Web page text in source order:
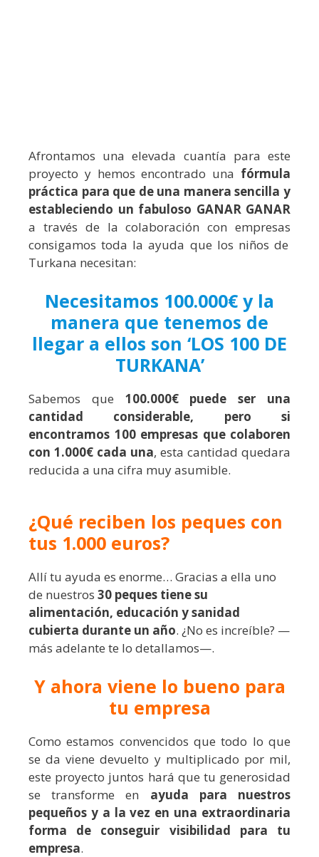
Afrontamos una elevada cuantía para este
proyecto y hemos encontrado una fórmula
práctica para que de una manera sencilla y
estableciendo un fabuloso GANAR GANAR
a través de lacolaboración con empresas
consigamos toda la ayuda que los niños de
Turkana necesitan:
Necesitamos 100.000€ y la
manera que tenemos de
llegar a ellos son ‘LOS 100 DE
TURKANA’
Sabemos que 100.000€ puede ser una
cantidad considerable, pero si
encontramos 100 empresas que colaboren
con 1.000€ cada una, esta cantidad quedara
reducida a una cifra muy asumible.
¿Qué reciben los peques con
tus 1.000 euros?
Allí tu ayuda es enorme… Gracias a ella uno
de nuestros 30 peques tiene su
alimentación, educación y sanidad
cubierta durante un año. ¿No es increíble? —
más adelante te lo detallamos—.
Y ahora viene lo bueno para
tu empresa
Como estamos convencidos que todo lo que
se da viene devuelto y multiplicado por mil,
este proyecto juntos hará que tu generosidad
se transforme en ayuda para nuestros
pequeños y a la vez en una extraordinaria
forma de conseguir visibilidad para tu
empresa.